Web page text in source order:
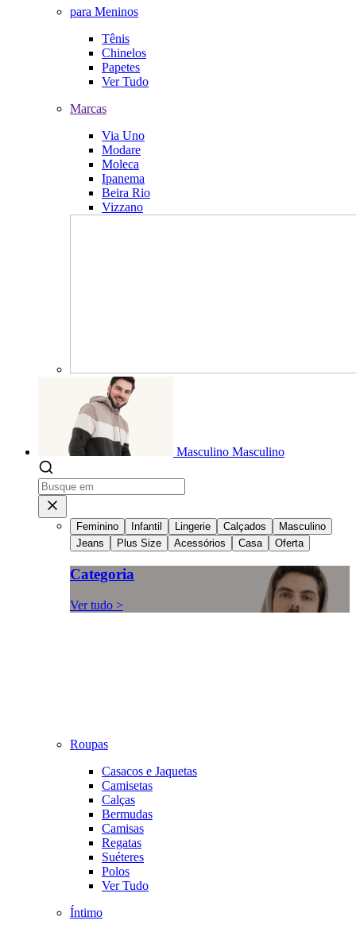
para Meninos
Tênis
Chinelos
Papetes
Ver Tudo
Marcas
Via Uno
Modare
Moleca
Ipanema
Beira Rio
Vizzano
Masculino Masculino
Feminino Infantil Lingerie Calçados
Masculino
Jeans
Plus Size Acessórios Casa Oferta
Categoria
Ver tudo >
Roupas
Casacos e Jaquetas
Camisetas
Calças
Bermudas
Camisas
Regatas
Suéteres
Polos
Ver Tudo
Íntimo